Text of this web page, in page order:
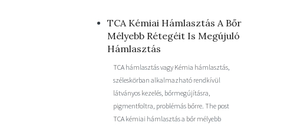
TCA Kémiai Hámlasztás A Bőr
Mélyebb Rétegéit Is Megújuló
Hámlasztás
TCA hámlasztás vagy Kémia hámlasztás,
széleskörban alkalmazható rendkívül
látványos kezelés, bőrmegújításra,
pigmentfoltra, problémás bőrre. The post
TCA kémiai hámlasztás a bőr mélyebb